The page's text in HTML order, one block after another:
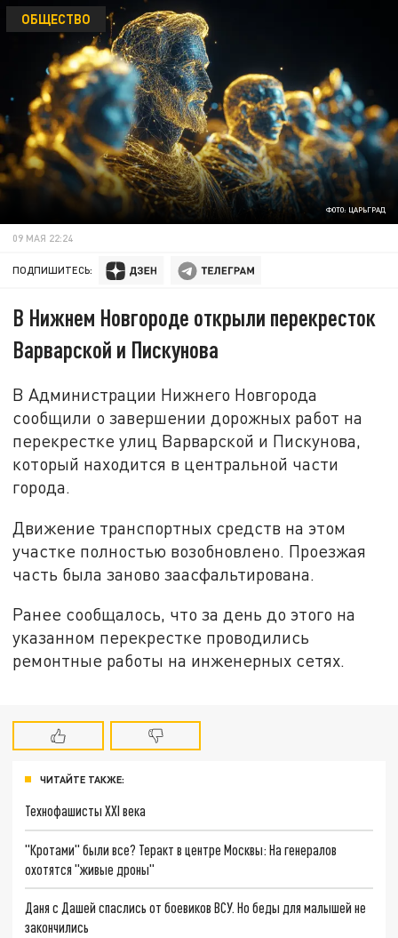
ФОТО: ЦАРЬГРАД
ОБЩЕСТВО
09 МАЯ 22:24
ПОДПИШИТЕСЬ:
В Нижнем Новгороде открыли перекресток
Варварской и Пискунова
В Администрации Нижнего Новгорода
сообщили о завершении дорожных работ на
перекрестке улиц Варварской и Пискунова,
который находится в центральной части
города.
Движение транспортных средств на этом
участке полностью возобновлено. Проезжая
часть была заново заасфальтирована.
Ранее сообщалось, что за день до этого на
указанном перекрестке проводились
ремонтные работы на инженерных сетях.
ЧИТАЙТЕ ТАКЖЕ:
Технофашисты XXI века
"Кротами" были все? Теракт в центре Москвы: На генералов
охотятся "живые дроны"
Даня с Дашей спаслись от боевиков ВСУ. Но беды для малышей не
закончились